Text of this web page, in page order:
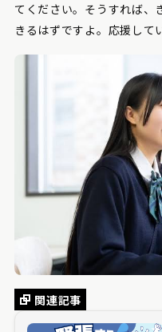
てください。そうすれば、
きるはずですよ。応援して
関連記事